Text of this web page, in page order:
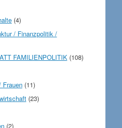
(4)
/ Finanzpolitik /
FAMILIENPOLITIK(108)
Frauen(11)
(23)
(2)